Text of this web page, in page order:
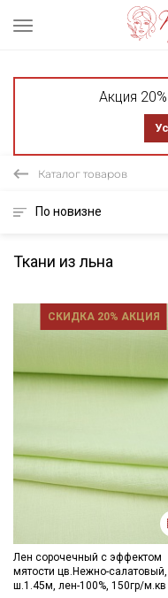
Акция
Каталог товаров
По новизне
Ткани из льна
СКИДКА 20% АКЦИЯ
Лен сорочечный с эффектом
мятости цв.Нежно-салатовый,
ш.1.45м, лен-100%, 150гр/м.кв